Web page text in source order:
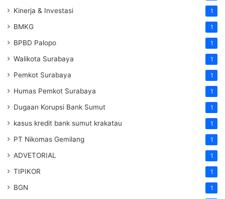
Kinerja & Investasi 1
BMKG 1
BPBD Palopo 1
Walikota Surabaya 1
Pemkot Surabaya 1
Humas Pemkot Surabaya 1
Dugaan Korupsi Bank Sumut 1
kasus kredit bank sumut krakatau 1
PT Nikomas Gemilang 1
ADVETORIAL 1
TIPIKOR 1
BGN 1